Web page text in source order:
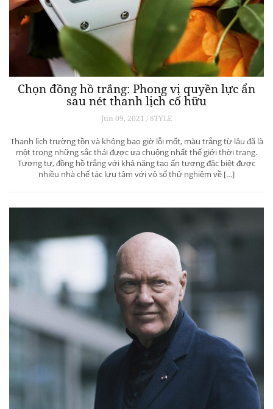
Chọn đồng hồ trắng: Phong vị quyền lực ẩn
sau nét thanh lịch cố hữu
Jun 09, 2021 / STYLE
Thanh lịch trường tồn và không bao giờ lỗi mốt, màu trắng từ lâu đã là
một trong những sắc thái được ưa chuộng nhất thế giới thời trang.
Tương tự, đồng hồ trắng với khả năng tạo ấn tượng đặc biệt được
nhiều nhà chế tác lưu tâm với vô số thử nghiệm về […]